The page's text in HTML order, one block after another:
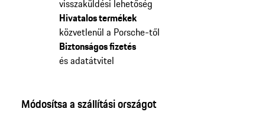
visszaküldési lehetőség
Hivatalos termékek
közvetlenül a Porsche-től
Biztonságos fizetés
és adatátvitel
Módosítsa a szállítási országot